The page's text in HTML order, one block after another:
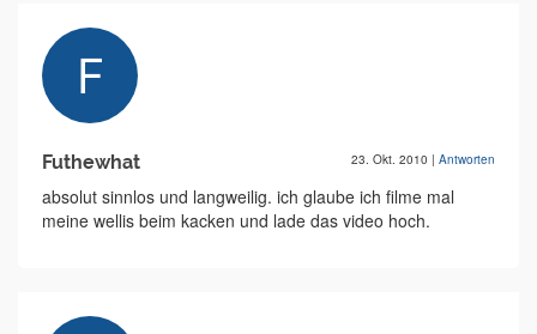
Futhewhat 23. Okt. 2010 | Antworten
absolut sinnlos und langweilig. ich glaube ich filme mal
meine wellis beim kacken und lade das video hoch.